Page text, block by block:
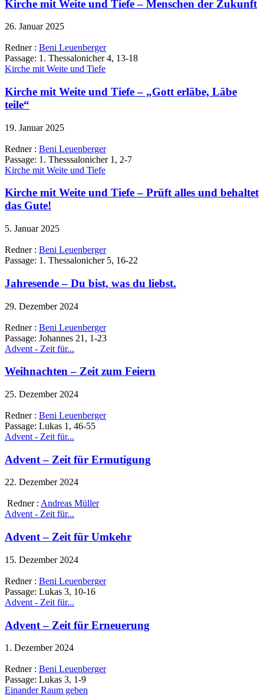
Kirche mit Weite und Tiefe – Menschen der Zukunft
26. Januar 2025
Redner : Beni Leuenberger
Passage: 1. Thessalonicher 4, 13-18
Kirche mit Weite und Tiefe
Kirche mit Weite und Tiefe – „Gott erläbe, Läbe
teile“
19. Januar 2025
Redner : Beni Leuenberger
Passage: 1. Thesssalonicher 1, 2-7
Kirche mit Weite und Tiefe
Kirche mit Weite und Tiefe – Prüft alles und behaltet
das Gute!
5. Januar 2025
Redner : Beni Leuenberger
Passage: 1. Thessalonicher 5, 16-22
Jahresende – Du bist, was du liebst.
29. Dezember 2024
Redner : Beni Leuenberger
Passage: Johannes 21, 1-23
Advent - Zeit für...
Weihnachten – Zeit zum Feiern
25. Dezember 2024
Redner : Beni Leuenberger
Passage: Lukas 1, 46-55
Advent - Zeit für...
Advent – Zeit für Ermutigung
22. Dezember 2024
Redner : Andreas Müller
Advent - Zeit für...
Advent – Zeit für Umkehr
15. Dezember 2024
Redner : Beni Leuenberger
Passage: Lukas 3, 10-16
Advent - Zeit für...
Advent – Zeit für Erneuerung
1. Dezember 2024
Redner : Beni Leuenberger
Passage: Lukas 3, 1-9
Einander Raum geben